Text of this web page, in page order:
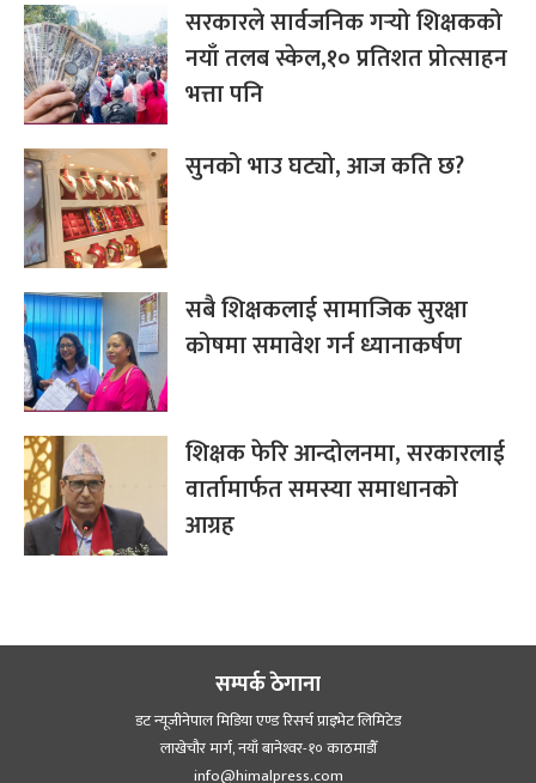
सरकारले सार्वजनिक गर्‍यो शिक्षकको
नयाँ तलब स्केल,१० प्रतिशत प्रोत्साहन
भत्ता पनि
सुनको भाउ घट्यो, आज कति छ?
सबै शिक्षकलाई सामाजिक सुरक्षा
कोषमा समावेश गर्न ध्यानाकर्षण
शिक्षक फेरि आन्दोलनमा, सरकारलाई
वार्तामार्फत समस्या समाधानको
आग्रह
सम्पर्क ठेगाना
डट न्यूजीनेपाल मिडिया एण्ड रिसर्च प्राइभेट लिमिटेड
लाखेचौर मार्ग, नयाँ बानेश्‍वर-१० काठमाडौँ
info@himalpress.com